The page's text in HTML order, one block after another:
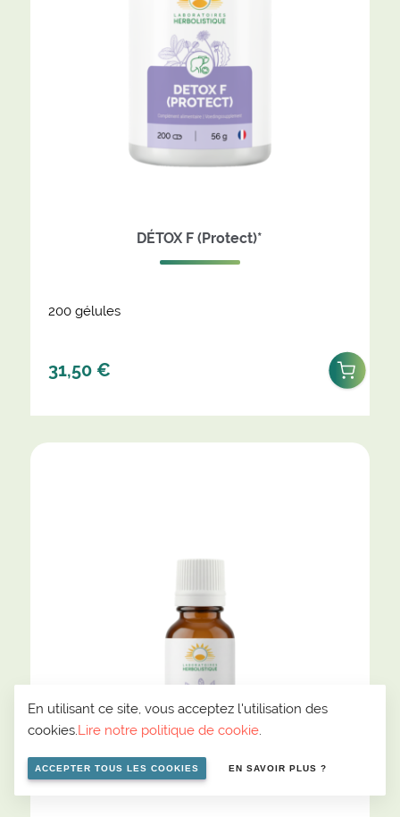
DÉTOX F (Protect)*
200 gélules
31,50 €
En utilisant ce site, vous acceptez l'utilisation des
cookies. Lire notre politique de cookie
ACCEPTER TOUS LES COOKIES EN SAVOIR PLUS ?